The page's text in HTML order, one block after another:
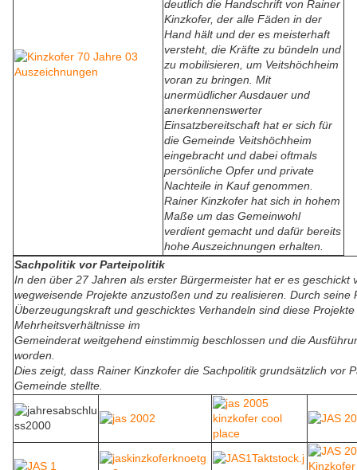
deutlich die Handschrift von Rainer
Kinzkofer, der alle Fäden in der
Hand hält und der es meisterhaft
versteht, die Kräfte zu bündeln und
zu mobilisieren, um Veitshöchheim
voran zu bringen. Mit
unermüdlicher Ausdauer und
anerkennenswerter
Einsatzbereitschaft hat er sich für
die Gemeinde Veitshöchheim
eingebracht und dabei oftmals
persönliche Opfer und private
Nachteile in Kauf genommen.
Rainer Kinzkofer hat sich in hohem
Maße um das Gemeinwohl
verdient gemacht und dafür bereits
hohe Auszeichnungen erhalten.
Sachpolitik vor Parteipolitik
In den über 27 Jahren als erster Bürgermeister hat er es geschickt
wegweisende Projekte anzustoßen und zu realisieren. Durch seine
Überzeugungskraft und geschicktes Verhandeln sind diese
Mehrheitsverhältnisse im
Gemeinderat weitgehend einstimmig beschlossen und die
worden.
Dies zeigt, dass Rainer Kinzkofer die Sachpolitik grundsätzlich vor
Gemeinde stellte.